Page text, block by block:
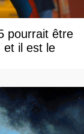
pourrait être
il est le